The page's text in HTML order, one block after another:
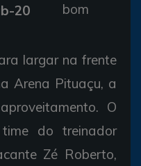
20
bom
largar na frente
Arena Pituaçu, a
O
do treinador
Zé Roberto,